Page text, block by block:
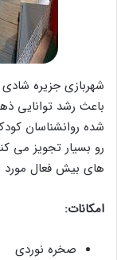
شهربازی جزیره
باعث رشد توانایی
شده روانشناسان
رو بسیار تجویز می
های بیش فعال مورد
امکانات:
صخره نوردی